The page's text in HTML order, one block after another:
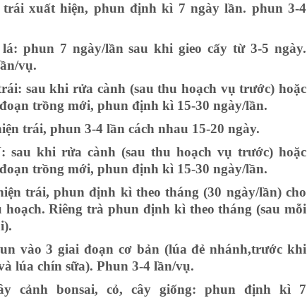
xuất hiện, phun định kì 7 ngày lần. phun 3-4
phun 7 ngày/lần sau khi gieo cấy từ 3-5 ngày.
vụ.
sau khi rửa cành (sau thu hoạch vụ trước) hoặc
trồng mới, phun định kì 15-30 ngày/lần.
trái, phun 3-4 lần cách nhau 15-20 ngày.
sau khi rửa cành (sau thu hoạch vụ trước) hoặc
trồng mới, phun định kì 15-30 ngày/lần.
trái, phun định kì theo tháng (30 ngày/lần) cho
Riêng trà phun định kì theo tháng (sau mỗi
vào 3 giai đoạn cơ bản (lúa đẻ nhánh,trước khi
lúa chín sữa). Phun 3-4 lần/vụ.
cảnh bonsai, cỏ, cây giống: phun định kì 7